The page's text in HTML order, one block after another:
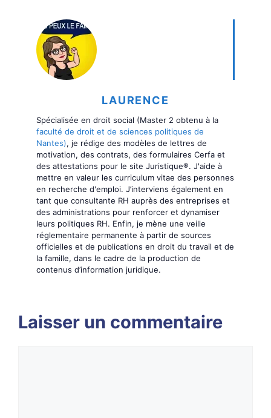
LAURENCE
Spécialisée en droit social (Master 2 obtenu à la
faculté de droit et de sciences politiques de
Nantes), je rédige des modèles de lettres de
motivation, des contrats, des formulaires Cerfa et
des attestations pour le site Juristique®. J'aide à
mettre en valeur les curriculum vitae des personnes
en recherche d'emploi. J’interviens également en
tant que consultante RH auprès des entreprises et
des administrations pour renforcer et dynamiser
leurs politiques RH. Enfin, je mène une veille
réglementaire permanente à partir de sources
officielles et de publications en droit du travail et de
la famille, dans le cadre de la production de
contenus d’information juridique.
Laisser un commentaire